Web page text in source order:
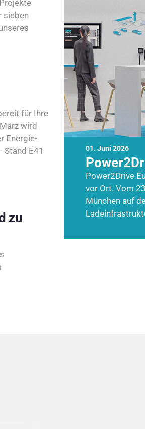
01. Juni 2026
Power2Drive
vor Ort. Vom
München auf
sieben
für Ihre
wird
Energie-
Stand E41
zu